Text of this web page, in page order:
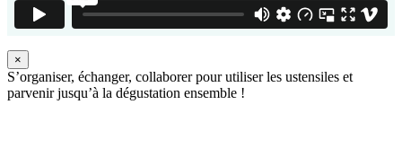
×
S’organiser, échanger, collaborer pour utiliser les ustensiles et
parvenir jusqu’à la dégustation ensemble !